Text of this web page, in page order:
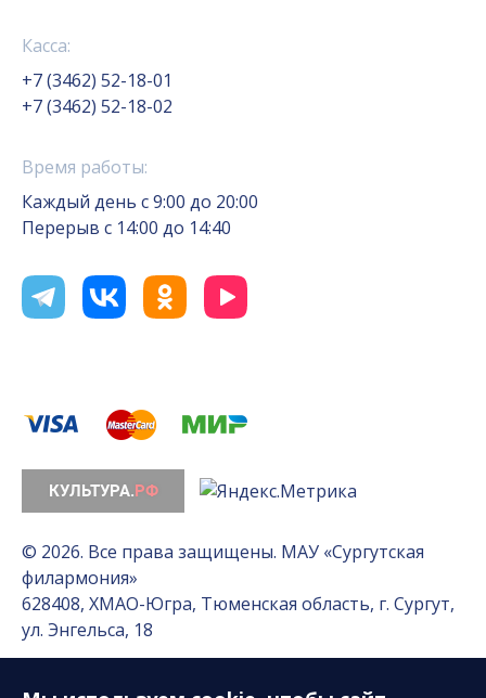
Касса:
+7 (3462) 52-18-01
+7 (3462) 52-18-02
Время работы:
Каждый день с 9:00 до 20:00
Перерыв с 14:00 до 14:40
© 2026. Все права защищены. МАУ «Сургутская
филармония»
628408, ХМАО-Югра, Тюменская область, г. Сургут,
ул. Энгельса, 18